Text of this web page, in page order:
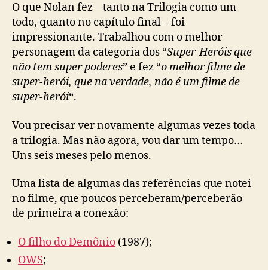
O que Nolan fez – tanto na Trilogia como um
todo, quanto no capítulo final – foi
impressionante. Trabalhou com o melhor
personagem da categoria dos “Super-Heróis que
não tem super poderes” e fez “o melhor filme de
super-herói, que na verdade, não é um filme de
super-herói“.
Vou precisar ver novamente algumas vezes toda
a trilogia. Mas não agora, vou dar um tempo…
Uns seis meses pelo menos.
Uma lista de algumas das referências que notei
no filme, que poucos perceberam/perceberão
de primeira a conexão:
O filho do Demônio (1987);
OWS;